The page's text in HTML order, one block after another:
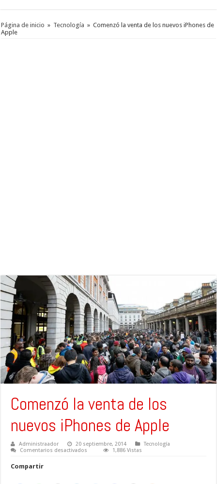
Página de inicio » Tecnología » Comenzó la venta de los nuevos iPhones de
Apple
Comenzó la venta de los
nuevos iPhones de Apple
Administraador 20 septiembre, 2014
Tecnología
Comentarios desactivados
1,886 Vistas
Compartir